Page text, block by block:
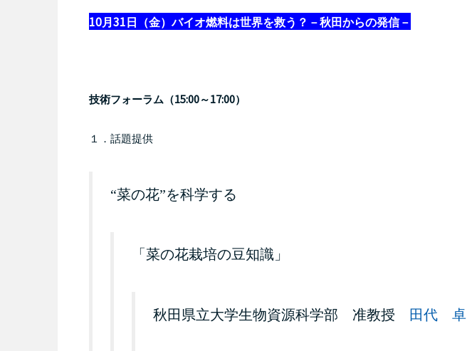
10月 31 日（金）バイオ燃料は世界を救う？－秋田からの発信－
技術フォーラム（15:00～17:00）
１．話題提供
“菜の花”を科学する
「菜の花栽培の豆知識」
秋田県立大学生物資源科学部 准教授 田代 卓